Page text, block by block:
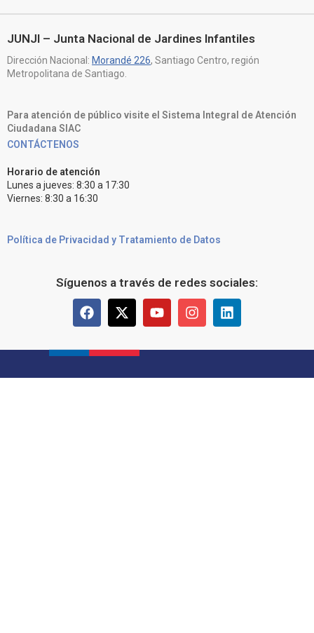
JUNJI – Junta Nacional de Jardines Infantiles
Dirección Nacional: Morandé 226, Santiago Centro, región
Metropolitana de Santiago.
Para atención de público visite el Sistema Integral de Atención
Ciudadana SIAC
CONTÁCTENOS
Horario de atención
Lunes a jueves: 8:30 a 17:30
Viernes: 8:30 a 16:30
Política de Privacidad y Tratamiento de Datos
Síguenos a través de redes sociales: